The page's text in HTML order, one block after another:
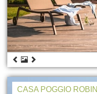
CASA POGGIO ROBINI